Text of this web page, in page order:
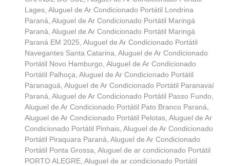
Lages, Aluguel de Ar Condicionado Portátil Londrina
Paraná, Aluguel de Ar Condicionado Portátil Maringá
Paraná, Aluguel de Ar Condicionado Portátil Maringá
Paraná EM 2025, Aluguel de Ar Condicionado Portátil
Navegantes Santa Catarina, Aluguel de Ar Condicionado
Portátil Novo Hamburgo, Aluguel de Ar Condicionado
Portátil Palhoça, Aluguel de Ar Condicionado Portátil
Paranaguá, Aluguel de Ar Condicionado Portátil Paranavaí
Paraná, Aluguel de Ar Condicionado Portátil Passo Fundo,
Aluguel de Ar Condicionado Portátil Pato Branco Paraná,
Aluguel de Ar Condicionado Portátil Pelotas, Aluguel de Ar
Condicionado Portátil Pinhais, Aluguel de Ar Condicionado
Portátil Piraquara Paraná, Aluguel de Ar Condicionado
Portátil Ponta Grossa, Aluguel de ar condicionado Portátil
PORTO ALEGRE, Aluguel de ar condicionado Portátil